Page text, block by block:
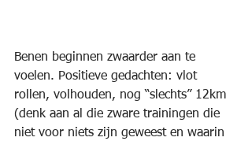
Benen beginnen zwaarder aan te
voelen. Positieve gedachten: vlot
rollen, volhouden, nog “slechts” 12km
(denk aan al die zware trainingen die
niet voor niets zijn geweest en waarin